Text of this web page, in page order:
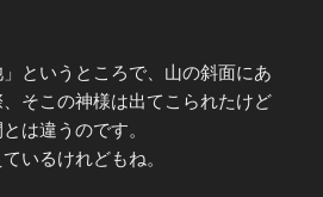
というところで、山の斜面にあ
そこの神様は出てこられたけど
は違うのです。
いるけれどもね。